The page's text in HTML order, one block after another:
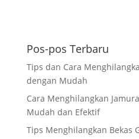
Pos-pos Terbaru
Tips dan Cara
dengan Mudah
Cara Menghilangkan
Mudah dan Efektif
Tips Menghilangkan Bekas